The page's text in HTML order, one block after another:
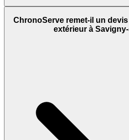
ChronoServe remet-il un
extérieur à